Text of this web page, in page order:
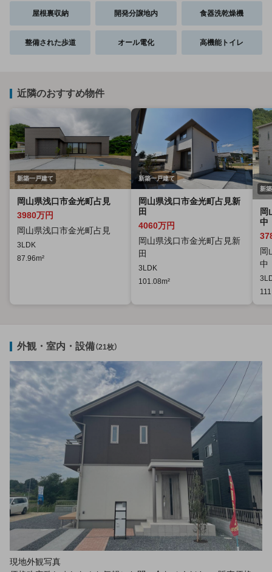
屋根裏収納 開発分譲地内 食器洗乾燥機
整備された歩道 オール電化 高機能トイレ
近隣のおすすめ物件
新築一戸建て
岡山県浅口市金光町占見
3980万円
岡山県浅口市金光町占見
3LDK
87.96m²
新築一戸建て
岡山県浅口市金光町占見新
田
4060万円
岡山県浅口市金光町占見新
田
3LDK
101.08m²
新
岡
中
岡
中
外観・室内・設備（21枚）
現地外観写真